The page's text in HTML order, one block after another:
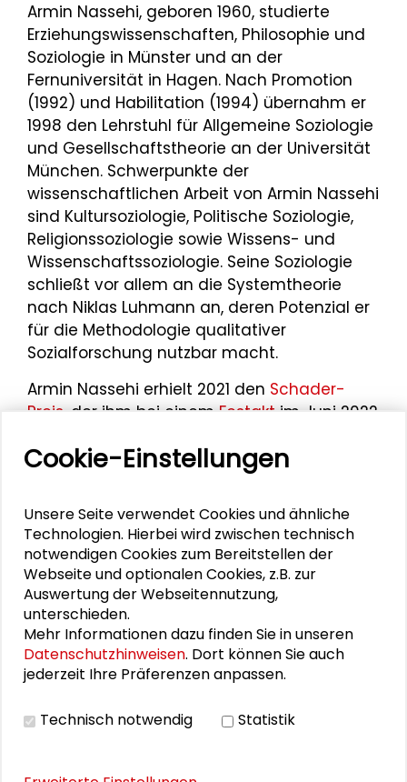
Armin Nassehi, geboren 1960, studierte
Erziehungswissenschaften, Philosophie und
Soziologie in Münster und an der
Fernuniversität in Hagen. Nach Promotion
(1992) und Habilitation (1994) übernahm er
1998 den Lehrstuhl für Allgemeine Soziologie
und Gesellschaftstheorie an der Universität
München. Schwerpunkte der
wissenschaftlichen Arbeit von Armin Nassehi
sind Kultursoziologie, Politische Soziologie,
Religionssoziologie sowie Wissens- und
Wissenschaftssoziologie. Seine Soziologie
schließt vor allem an die Systemtheorie
nach Niklas Luhmann an, deren Potenzial er
für die Methodologie qualitativer
Sozialforschung nutzbar macht.
Armin Nassehi erhielt 2021 den Schader-
Preis, der ihm bei einemFestaktim Juni 2022
Schader-Stiftung.
Personen im Kontext
Erika Spiegel
Nicole Deitelhoff
Lisa Herzog
Otfried Jarren
Cookie-Einstellungen
Unsere Seite verwendet Cookies und ähnliche
Technologien. Hierbei wird zwischen technisch
notwendigen Cookies zum Bereitstellen der
Webseite und optionalen Cookies, z.B. zur
Auswertung der Webseitennutzung,
unterschieden.
Mehr Informationen dazu finden Sie in unseren
Datenschutzhinweisen. Dort können Sie auch
jederzeit Ihre Präferenzen anpassen.
Technisch notwendig Statistik